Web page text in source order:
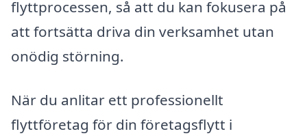
flyttprocessen, så att du kan fokusera på
att fortsätta driva din verksamhet utan
onödig störning.
När du anlitar ett professionellt
flyttföretag för din företagsflytt i